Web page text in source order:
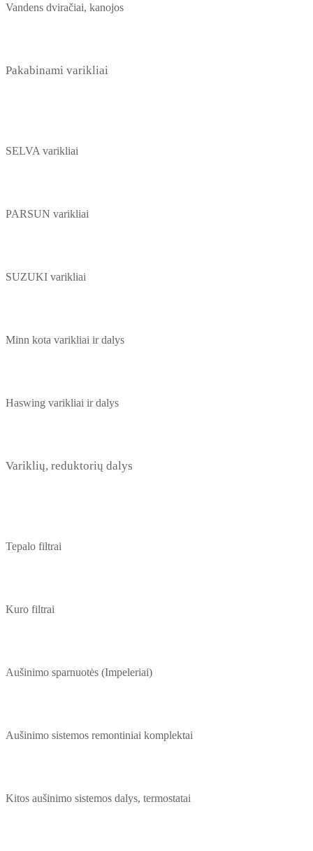
Vandens dviračiai, kanojos
Pakabinami varikliai
SELVA varikliai
PARSUN varikliai
SUZUKI varikliai
Minn kota varikliai ir dalys
Haswing varikliai ir dalys
Variklių, reduktorių dalys
Tepalo filtrai
Kuro filtrai
Aušinimo sparnuotės (Impeleriai)
Aušinimo sistemos remontiniai komplektai
Kitos aušinimo sistemos dalys, termostatai